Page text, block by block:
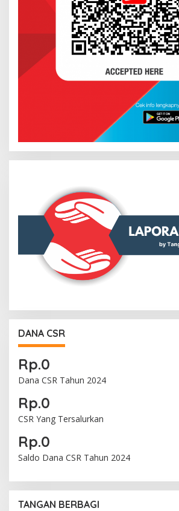
DANA CSR
Rp.0
Dana CSR Tahun 2024
Rp.0
CSR Yang Tersalurkan
Rp.0
Saldo Dana CSR Tahun 2024
TANGAN BERBAGI